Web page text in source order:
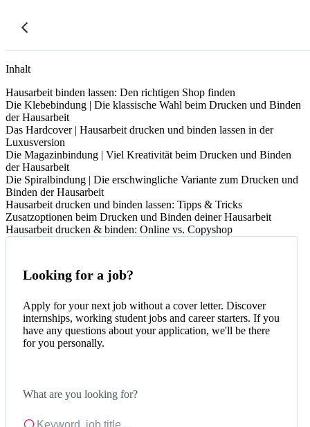
Inhalt
Hausarbeit binden lassen: Den richtigen Shop finden
Die Klebebindung | Die klassische Wahl beim Drucken und Binden
der Hausarbeit
Das Hardcover | Hausarbeit drucken und binden lassen in der
Luxusversion
Die Magazinbindung | Viel Kreativität beim Drucken und Binden
der Hausarbeit
Die Spiralbindung | Die erschwingliche Variante zum Drucken und
Binden der Hausarbeit
Hausarbeit drucken und binden lassen: Tipps & Tricks
Zusatzoptionen beim Drucken und Binden deiner Hausarbeit
Hausarbeit drucken & binden: Online vs. Copyshop
Looking for a job?
Apply for your next job without a cover letter. Discover
internships, working student jobs and career starters. If you
have any questions about your application, we'll be there
for you personally.
What are you looking for?